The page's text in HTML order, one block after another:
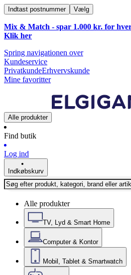
Indtast postnummer Vælg
Mix & Match - spar 1.000 kr. for
Klik her
Spring navigationen over
Kundeservice
PrivatkundeErhvervskunde
Mine favoritter
Alle produkter
Find butik
Log ind
Indkøbskurv
Alle produkter
TV, Lyd & Smart Home
Computer & Kontor
Mobil, Tablet & Smartwatch